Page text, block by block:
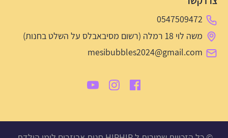
0547509472
משה לוי 18 רמלה (רשום מסיבאבלס על השלט בחנות)
mesibubbles2024@gmail.com